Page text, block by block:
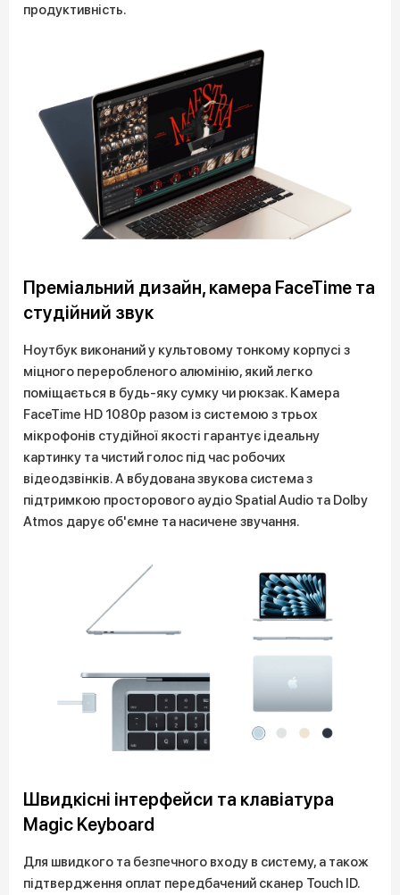
продуктивність.
Преміальний дизайн, камера FaceTime та
студійний звук
Ноутбук виконаний у культовому тонкому корпусі з
міцного переробленого алюмінію, який легко
поміщається в будь-яку сумку чи рюкзак. Камера
FaceTime HD 1080p разом із системою з трьох
мікрофонів студійної якості гарантує ідеальну
картинку та чистий голос під час робочих
відеодзвінків. А вбудована звукова система з
підтримкою просторового аудіо Spatial Audio та Dolby
Atmos дарує об'ємне та насичене звучання.
Швидкісні інтерфейси та клавіатура
Magic Keyboard
Для швидкого та безпечного входу в систему, а також
підтвердження оплат передбачений сканер Touch ID.